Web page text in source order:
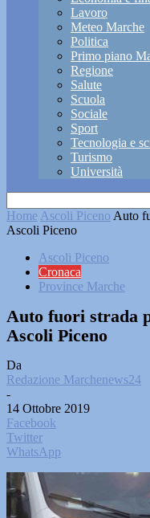
Lavoro
Meteo Marche
Politica
Primo piano
Regione
Salute
Scuola
Sociale
Sport
Tecnologia e
Turismo
Università
Home Ascoli Piceno Auto
Ascoli Piceno
Ascoli Piceno
Cronaca
Province Marche
Auto fuori strada
Ascoli Piceno
Da
Redazione Marchenews24
-
14 Ottobre 2019
Facebook
Twitter
WhatsApp